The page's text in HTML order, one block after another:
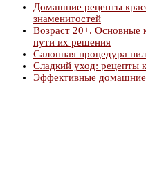
Домашние рецепты
знаменитостей
Возраст 20+. Основные
пути их решения
Салонная процедура
Сладкий уход: рецепты
Эффективные домашние